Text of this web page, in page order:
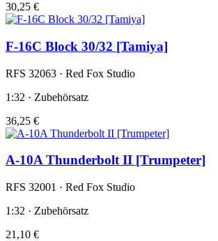
30,25 €
F-16C Block 30/32 [Tamiya]
RFS 32063 · Red Fox Studio
1:32 · Zubehörsatz
36,25 €
A-10A Thunderbolt II [Trumpeter]
RFS 32001 · Red Fox Studio
1:32 · Zubehörsatz
21,10 €